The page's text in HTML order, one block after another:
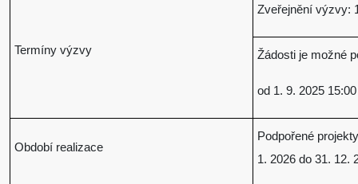
Termíny výzvy
Zveřejnění výzvy:
Žádosti je možné
od 1. 9. 2025
Období realizace
Podpořené
1. 2026 do 31. 12.